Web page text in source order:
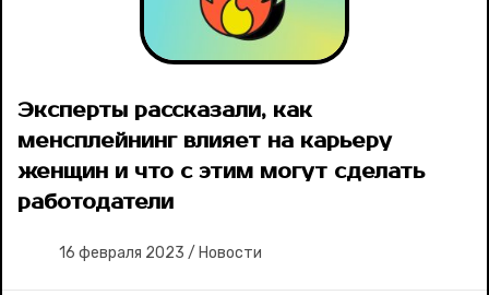
Эксперты рассказали, как
менсплейнинг влияет на карьеру
женщин и что с этим могут сделать
работодатели
16 февраля 2023 / Новости